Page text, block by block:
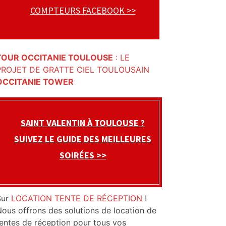
COMPTEURS FACEBOOK >>
OCCITANIE TOULOUSE : LE
DE GRATTE CIEL TOULOUSAIN
TOWER
SAINT VALENTIN À TOULOUSE ?
SUIVEZ LE GUIDE DES MEILLEURES
SOIRÉES >>
LOCATION TENTE DE RÉCEPTION !
offrons des solutions de location de
de réception pour tous vos